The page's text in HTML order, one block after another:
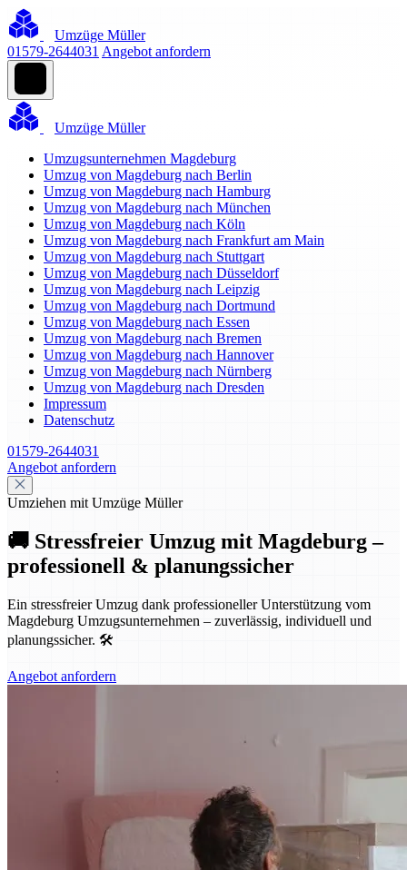
Umzüge Müller
01579-2644031 Angebot anfordern
Umzüge Müller
Umzugsunternehmen Magdeburg
Umzug von Magdeburg nach Berlin
Umzug von Magdeburg nach Hamburg
Umzug von Magdeburg nach München
Umzug von Magdeburg nach Köln
Umzug von Magdeburg nach Frankfurt am Main
Umzug von Magdeburg nach Stuttgart
Umzug von Magdeburg nach Düsseldorf
Umzug von Magdeburg nach Leipzig
Umzug von Magdeburg nach Dortmund
Umzug von Magdeburg nach Essen
Umzug von Magdeburg nach Bremen
Umzug von Magdeburg nach Hannover
Umzug von Magdeburg nach Nürnberg
Umzug von Magdeburg nach Dresden
Impressum
Datenschutz
01579-2644031
Angebot anfordern
Umziehen mit Umzüge Müller
🚚 Stressfreier Umzug mit Magdeburg –
professionell & planungssicher
Ein stressfreier Umzug dank professioneller Unterstützung vom
Magdeburg Umzugsunternehmen – zuverlässig, individuell und
planungssicher. 🛠️
Angebot anfordern